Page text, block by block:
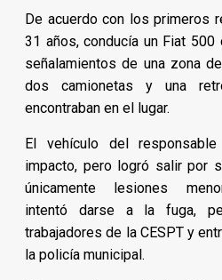
De acuerdo con los primeros
31 años, conducía un Fiat
señalamientos de una zona
dos camionetas y una
encontraban en el lugar.
El vehículo del
impacto, pero logró salir por
únicamente lesiones
intentó darse a la fuga,
trabajadores de la CESPT y
la policía municipal.